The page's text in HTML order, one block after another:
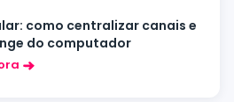
como centralizar canais e
do computador